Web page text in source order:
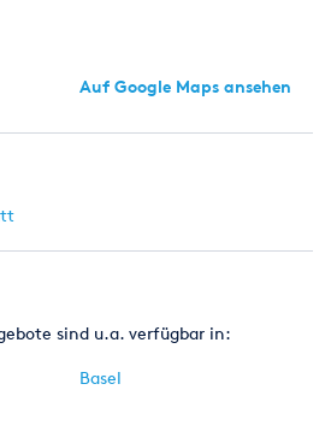
Auf Google Maps ansehen
sind u.a. verfügbar in:
Basel